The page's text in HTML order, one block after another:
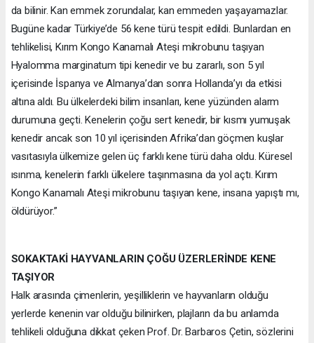
da bilinir. Kan emmek zorundalar, kan emmeden yaşayamazlar.
Bugüne kadar Türkiye’de 56 kene türü tespit edildi. Bunlardan en
tehlikelisi, Kırım Kongo Kanamalı Ateşi mikrobunu taşıyan
Hyalomma marginatum tipi kenedir ve bu zararlı, son 5 yıl
içerisinde İspanya ve Almanya’dan sonra Hollanda’yı da etkisi
altına aldı. Bu ülkelerdeki bilim insanları, kene yüzünden alarm
durumuna geçti. Kenelerin çoğu sert kenedir, bir kısmı yumuşak
kenedir ancak son 10 yıl içerisinden Afrika’dan göçmen kuşlar
vasıtasıyla ülkemize gelen üç farklı kene türü daha oldu. Küresel
ısınma, kenelerin farklı ülkelere taşınmasına da yol açtı. Kırım
Kongo Kanamalı Ateşi mikrobunu taşıyan kene, insana yapıştı mı,
öldürüyor.”
SOKAKTAKİ HAYVANLARIN ÇOĞU ÜZERLERİNDE KENE
TAŞIYOR
Halk arasında çimenlerin, yeşilliklerin ve hayvanların olduğu
yerlerde kenenin var olduğu bilinirken, plajların da bu anlamda
tehlikeli olduğuna dikkat çeken Prof. Dr. Barbaros Çetin, sözlerini